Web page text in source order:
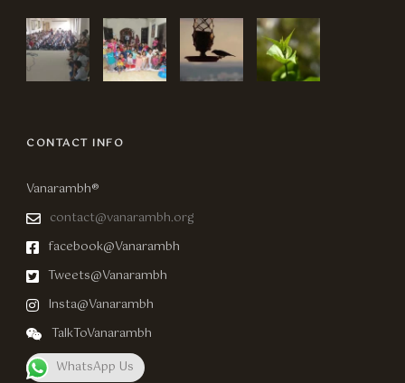
CONTACT INFO
Vanarambh®
contact@vanarambh.org
facebook@Vanarambh
Tweets@Vanarambh
Insta@Vanarambh
TalkToVanarambh
WhatsApp Us